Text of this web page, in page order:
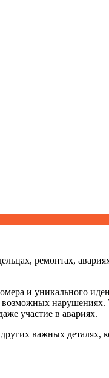
ремонтах,
и уникального
нарушениях.
участие в авариях.
важных деталях,